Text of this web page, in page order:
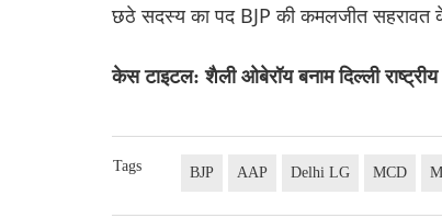
छठे सदस्य का पद BJP की कमलजीत सहरावत
केस टाइटल: शैली ओबेरॉय बनाम दिल्ली
Tags BJP AAP Delhi LG MCD